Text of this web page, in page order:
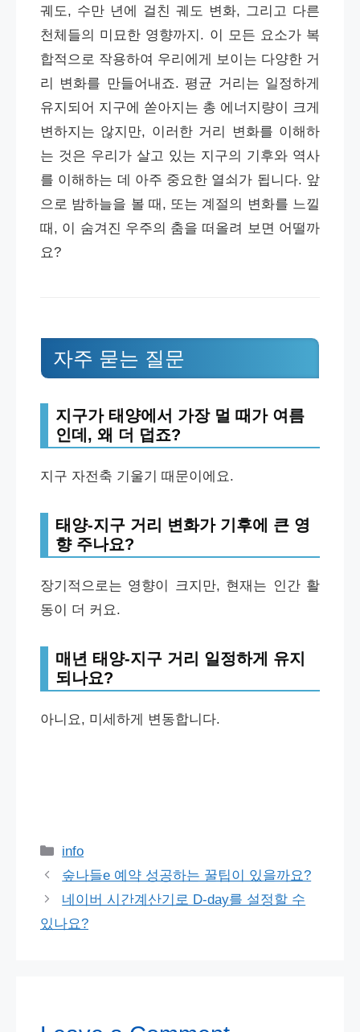
궤도, 수만 년에 걸친 궤도 변화, 그리고 다른
천체들의 미묘한 영향까지. 이 모든 요소가 복
합적으로 작용하여 우리에게 보이는 다양한 거
리 변화를 만들어내죠. 평균 거리는 일정하게
유지되어 지구에 쏟아지는 총 에너지량이 크게
변하지는 않지만, 이러한 거리 변화를 이해하
는 것은 우리가 살고 있는 지구의 기후와 역사
를 이해하는 데 아주 중요한 열쇠가 됩니다. 앞
으로 밤하늘을 볼 때, 또는 계절의 변화를 느낄
때, 이 숨겨진 우주의 춤을 떠올려 보면 어떨까
요?
자주 묻는 질문
지구가 태양에서 가장 멀 때가 여름
인데, 왜 더 덥죠?
지구 자전축 기울기 때문이에요.
태양-지구 거리 변화가 기후에 큰 영
향 주나요?
장기적으로는 영향이 크지만, 현재는 인간 활
동이 더 커요.
매년 태양-지구 거리 일정하게 유지
되나요?
아니요, 미세하게 변동합니다.
Categories
info
숲나들e 예약 성공하는 꿀팁이 있을까요?
네이버 시간계산기로 D-day를 설정할 수
있나요?